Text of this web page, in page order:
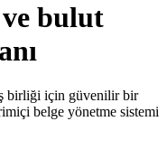
bulut
birliği için güvenilir bir
belge yönetme sistemi